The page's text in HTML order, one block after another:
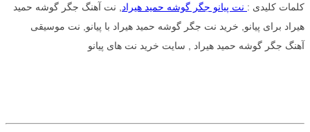
کلمات کلیدی : نت پیانو جگر گوشه حمید هیراد
, نت آهنگ جگر گوشه حمید
هیراد برای پیانو, خرید نت جگر گوشه حمید هیراد با پیانو, نت موسیقی
آهنگ جگر گوشه حمید هیراد , سایت خرید نت های پیانو